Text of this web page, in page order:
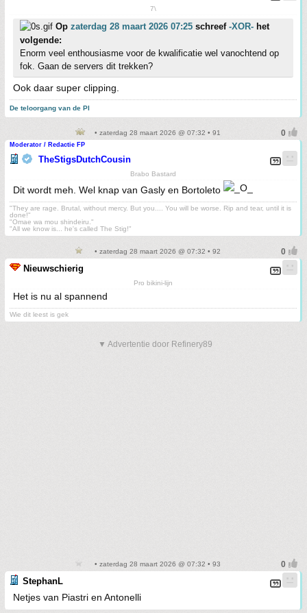
7\
Op zaterdag 28 maart 2026 07:25 schreef -XOR- het
volgende:
Enorm veel enthousiasme voor de kwalificatie wel vanochtend op
fok. Gaan de servers dit trekken?
Ook daar super clipping.
De teloorgang van de PI
• zaterdag 28 maart 2026 @ 07:32 • 91
Moderator / Redactie FP
TheStigsDutchCousin
Brabo Bastard
Dit wordt meh. Wel knap van Gasly en Bortoleto
"They are rage. Brutal, without mercy. But you.... You will be worse. Rip and tear, until it is
done!"
"Omae wa mou shindeiru."
"All we know is... he's called The Stig!"
• zaterdag 28 maart 2026 @ 07:32 • 92
Nieuwschierig
Pro bikini-lijn
Het is nu al spannend
Wie dit leest is gek
▼ Advertentie door Refinery89
• zaterdag 28 maart 2026 @ 07:32 • 93
StephanL
Netjes van Piastri en Antonelli